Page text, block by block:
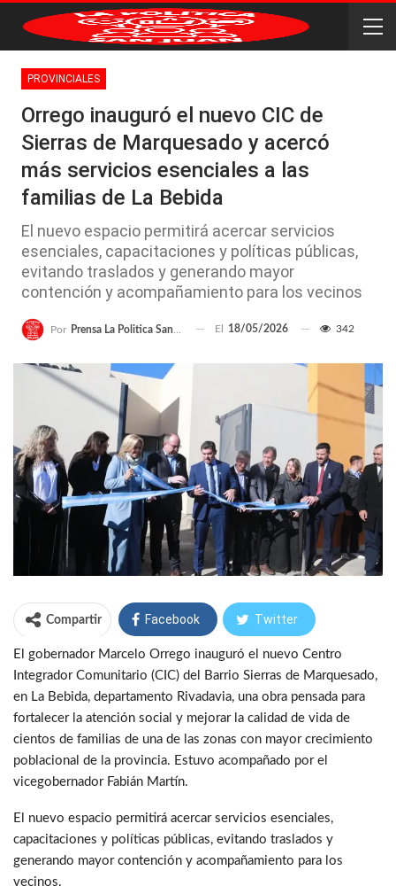
PROVINCIALES
Orrego inauguró el nuevo CIC de
Sierras de Marquesado y acercó
más servicios esenciales a las
familias de La Bebida
El nuevo espacio permitirá acercar servicios
esenciales, capacitaciones y políticas públicas,
evitando traslados y generando mayor
contención y acompañamiento para los vecinos
Por Prensa La Politica San Juan El 18/05/2026 342
Compartir Facebook Twitter
WhatsApp Telegram
El gobernador Marcelo Orrego inauguró el nuevo Centro
Integrador Comunitario (CIC) del Barrio Sierras de Marquesado,
en La Bebida, departamento Rivadavia, una obra pensada para
fortalecer la atención social y mejorar la calidad de vida de
cientos de familias de una de las zonas con mayor crecimiento
poblacional de la provincia. Estuvo acompañado por el
vicegobernador Fabián Martín.
El nuevo espacio permitirá acercar servicios esenciales,
capacitaciones y políticas públicas, evitando traslados y
generando mayor contención y acompañamiento para los
vecinos.